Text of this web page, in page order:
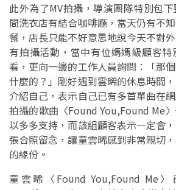
此外為了MV拍攝，導演團隊特別包
間洗衣店有結合咖啡廳，當天仍有不
餐，店長只能不好意思地說今天不對
有拍攝活動，當中有位媽媽級顧客
看，更向一邊的工作人員詢問：「那
什麼的？」剛好遇到雲晞的休息時間
介紹自己，表示自己已有多首單曲在
拍攝的歌曲〈Found You,Found Me
以多多支持，而該組顧客表示一定會
張合照留念，讓童雲晞感到非常親切
的緣份。
童雲晞〈Found You,Found Me〉